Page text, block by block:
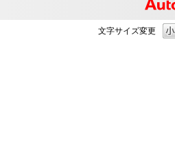
文字サイズ変更